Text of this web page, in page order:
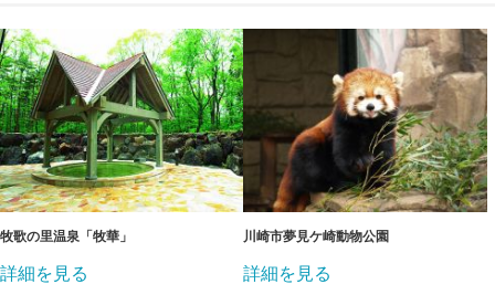
牧歌の里温泉「牧華」
詳細を見る
川崎市夢見ケ崎動物公園
詳細を見る